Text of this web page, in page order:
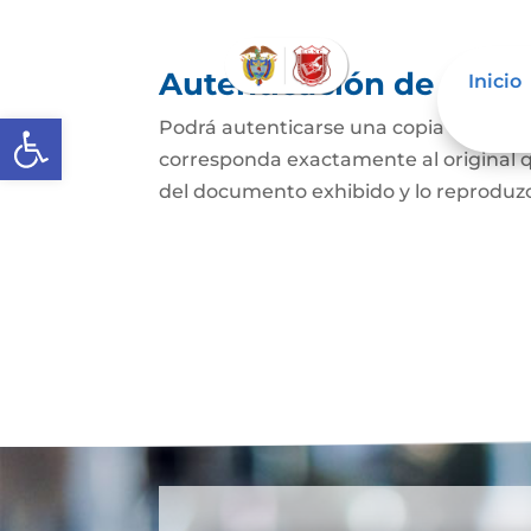
Abrir barra de herramientas
Inicio
Autenticación de
Podrá autenticarse una copia
corresponda exactamente al original
del documento exhibido y lo